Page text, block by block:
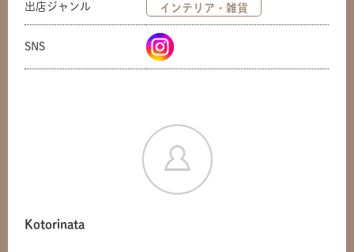
出店ジャンル インテリア・雑貨
SNS
Kotorinata